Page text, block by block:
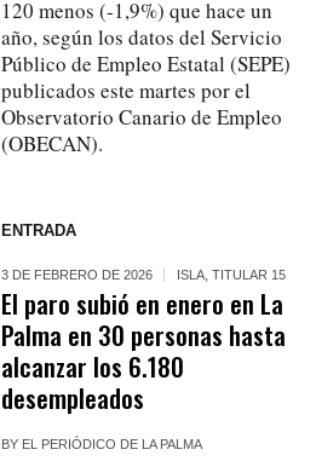
120 menos (-1,9%) que hace un
año, según los datos del Servicio
Público de Empleo Estatal (SEPE)
publicados este martes por el
Observatorio Canario de Empleo
(OBECAN).
ENTRADA
3 DE FEBRERO DE 2026 ISLA ,TITULAR 15
El paro subió en enero en La
Palma en 30 personas hasta
alcanzar los 6.180
desempleados
BY EL PERIÓDICO DE LA PALMA